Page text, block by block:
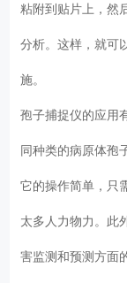
粘附到贴片上，然
分析。这样，就可
施。
孢子捕捉仪的应用
同种类的病原体孢
它的操作简单，只
太多人力物力。此
害监测和预测方面